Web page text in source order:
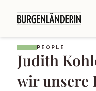
PEOPLE
Judith
wir unsere